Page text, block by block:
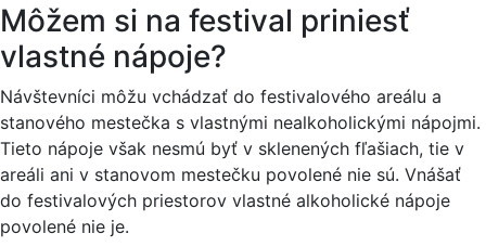
Môžem si na festival priniesť
vlastné nápoje?
Návštevníci môžu vchádzať do festivalového areálu a
stanového mestečka s vlastnými nealkoholickými nápojmi.
Tieto nápoje však nesmú byť v sklenených fľašiach, tie v
areáli ani v stanovom mestečku povolené nie sú. Vnášať
do festivalových priestorov vlastné alkoholické nápoje
povolené nie je.